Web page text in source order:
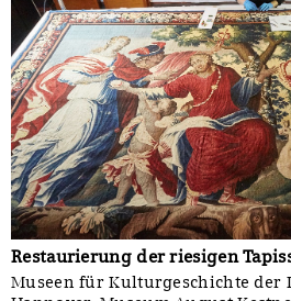
Restaurierung der riesigen
Museen für Kulturgeschichte der